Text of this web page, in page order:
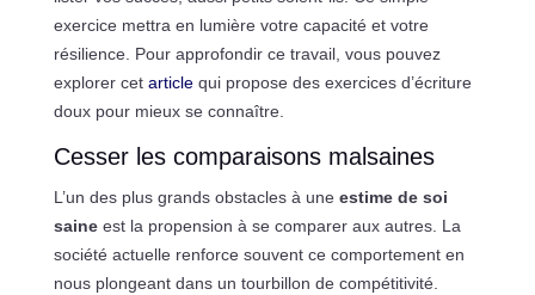
exercice mettra en lumière votre capacité et votre
résilience. Pour approfondir ce travail, vous pouvez
explorer cet articlequi propose des exercices d’écriture
doux pour mieux se connaître.
Cesser les comparaisons malsaines
L’un des plus grands obstacles à une estime de soi
saineest la propension à se comparer aux autres. La
société actuelle renforce souvent ce comportement en
nous plongeant dans un tourbillon de compétitivité.